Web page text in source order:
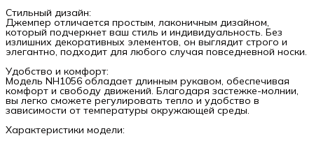
Стильный дизайн:
Джемпер отличается простым, лаконичным дизайном,
который подчеркнет ваш стиль и индивидуальность. Без
излишних декоративных элементов, он выглядит строго и
элегантно, подходит для любого случая повседневной носки.
Удобство и комфорт:
Модель NH1056 обладает длинным рукавом, обеспечивая
комфорт и свободу движений. Благодаря застежке-молнии,
вы легко сможете регулировать тепло и удобство в
зависимости от температуры окружающей среды.
Характеристики модели: